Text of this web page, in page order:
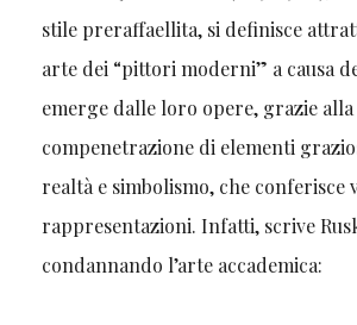
stile preraffaellita, si definisce
arte dei “pittori moderni” a causa
emerge dalle loro opere, grazie alla
compenetrazione di elementi
realtà e simbolismo, che conferisce
rappresentazioni. Infatti, scrive
condannando l’arte accademica: